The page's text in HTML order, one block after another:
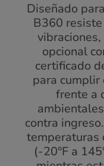
Diseñado
B360
opcional
certificado
para cumplir
frente a
contra
temperaturas
(-20°F a